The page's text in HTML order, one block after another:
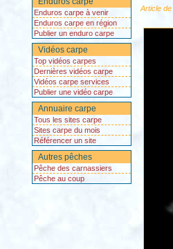
Enduros carpe à venir
Enduros carpe en région
Publier un enduro carpe
Vidéos carpe
Top vidéos carpes
Dernières vidéos carpe
Vidéos carpe services
Publier une vidéo carpe
Annuaire carpe
Tous les sites carpe
Sites carpe du mois
Référencer un site
Autres pêches
Pêche des carnassiers
Pêche au coup
Article de